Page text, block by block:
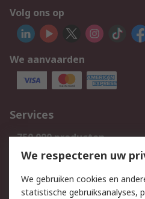
Volg ons op
We aanvaarden
Services
750.000 producten
Bestellen
Track & Trace
We respecteren uw
We gebruiken cookies en
statistische gebruiksanalyses,